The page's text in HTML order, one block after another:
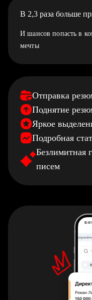
В 2,3 раза больше
И шансов попасть в
мечты
Отправка
Поднятие
Яркое
Подробная
Безлимитная
писем